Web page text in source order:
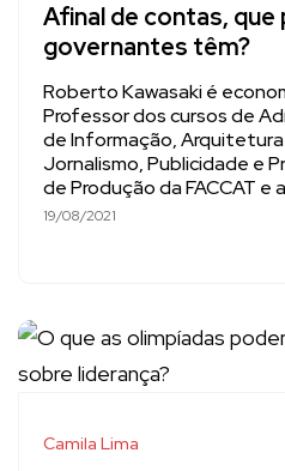
Afinal de contas,
governantes têm?
Roberto Kawasaki é
Professor dos cursos de
de Informação, Arquitetura
Jornalismo, Publicidade e
de Produção da FACCAT
19/08/2021
Camila Lima